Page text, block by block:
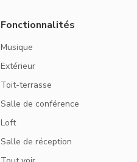
Fonctionnalités
Musique
Extérieur
Toit-terrasse
Salle de conférence
Loft
Salle de réception